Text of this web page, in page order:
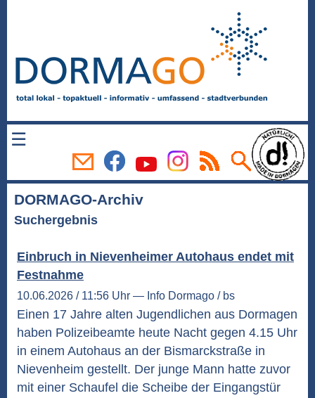
☰
DORMAGO-Archiv
Suchergebnis
Einbruch in Nievenheimer Autohaus endet mit
Festnahme
10.06.2026 / 11:56 Uhr — Info Dormago / bs
Einen 17 Jahre alten Jugendlichen aus Dormagen
haben Polizeibeamte heute Nacht gegen 4.15 Uhr
in einem Autohaus an der Bismarckstraße in
Nievenheim gestellt. Der junge Mann hatte zuvor
mit einer Schaufel die Scheibe der Eingangstür